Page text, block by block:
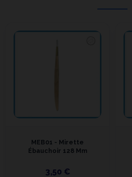
MEB01 - Mirette
Ébauchoir 128 Mm
3,50 €